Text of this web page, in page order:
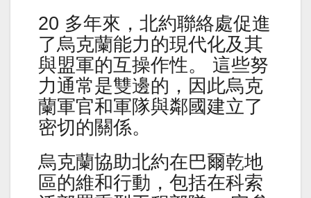
20 多年來，北約聯絡處促進
了烏克蘭能力的現代化及其
與盟軍的互操作性。 這些努
力通常是雙邊的，因此烏克
蘭軍官和軍隊與鄰國建立了
密切的關係。
烏克蘭協助北約在巴爾乾地
區的維和行動，包括在科索